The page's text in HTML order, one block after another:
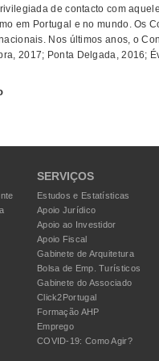
de contacto com
em Portugal e no mundo. Os
Nos últimos anos, o
2017; Ponta Delgada, 2016;
SERVIÇOS
Estudos e Estatísticas
Apoio Jurídico
Apoio ao Investidor
Apoio Fiscal
Gabinete de Arquitetura
Bolsa de Emp. Turísticos
Gabinete do Associado
Click2Portugal
Formação AHP
Emprego
COVID-19: Como Agir?